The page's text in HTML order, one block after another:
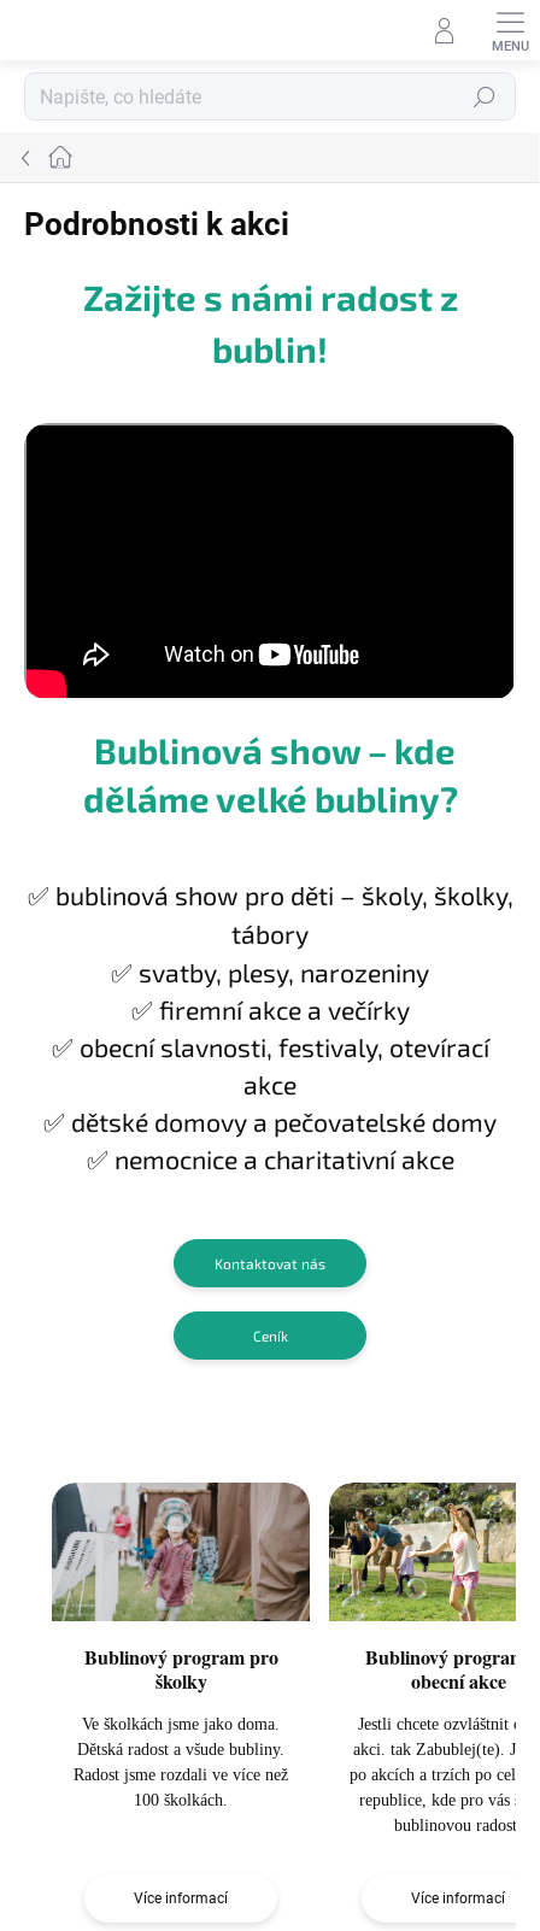
Hledat
Domů
Podrobnosti k akci
Zažijte s námi radost z
bublin!
Bublinová show – kde
děláme velké bubliny?
✅ bublinová show pro děti – školy, školky,
tábory
✅ svatby, plesy, narozeniny
✅ firemní akce a večírky
✅ obecní slavnosti, festivaly, otevírací
akce
✅ dětské domovy a pečovatelské domy
✅ nemocnice a charitativní akce
Kontaktovat nás
Ceník
Bublinový program pro
školky
Ve školkách jsme jako doma.
Dětská radost a všude bubliny.
Radost jsme rozdali ve více než
100 školkách.
Více informací
Bublinový program
obecní akce
Jestli chcete ozvláštnit
akci. tak Zabublej(te).
po akcích a trzích po celé
republice, kde pro vás
bublinovou radost!
Více informací